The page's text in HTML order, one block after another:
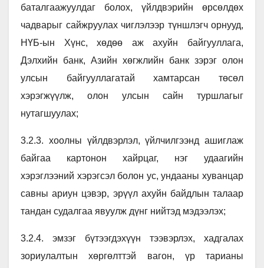
баталгаажуулдаг болох, үйлдвэрийн өрсөлдөх
чадварыг сайжруулах чиглэлээр түншлэгч орнууд,
НҮБ-ын Хүнс, хөдөө аж ахуйн байгууллага,
Дэлхийн банк, Азийн хөгжлийн банк зэрэг олон
улсын байгууллагатай хамтарсан төсөл
хэрэгжүүлж, олон улсын сайн туршлагыг
нутагшуулах;
3.2.3. хоолны үйлдвэрлэл, үйлчилгээнд ашиглаж
байгаа картонон хайрцаг, нэг удаагийн
хэрэглээний хэрэгсэл болон ус, ундааны хуванцар
савны ариун цэвэр, эрүүл ахуйн байдлын талаар
тандан судалгаа явуулж дүнг нийтэд мэдээлэх;
3.2.4. эмзэг бүтээгдэхүүн тээвэрлэх, хадгалах
зориулалтын хөргөлттэй вагон, үр тарианы